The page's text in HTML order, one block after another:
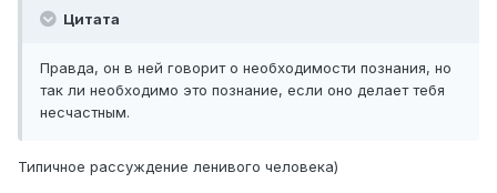
Цитата
Правда, он в ней говорит о необходимости познания, но
так ли необходимо это познание, если оно делает тебя
несчастным.
Типичное рассуждение ленивого человека)